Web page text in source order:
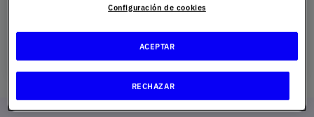
transcurridas las citadas convocatorias.
Correos 221 de Barcelona, o remitiendo un email a
Podrá ponerse en contacto con nuestro Delegado de Protección de Datos
Configuración de cookies
RECHAZAR
ACEPTAR